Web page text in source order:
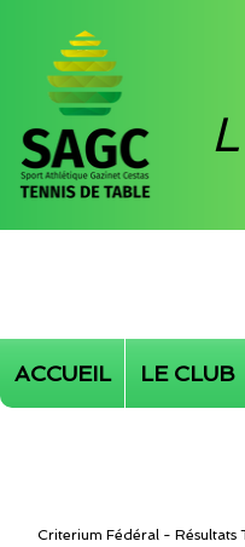
ACCUEIL LE CLUB
Criterium Fédéral - Résultats